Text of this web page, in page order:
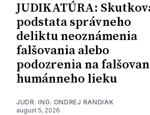
JUDIKATÚRA:
podstata správneho
deliktu neoznámenia
falšovania alebo
podozrenia na
humánneho lieku
JUDR. ING. ONDREJ RANDIAK
august 5, 2026